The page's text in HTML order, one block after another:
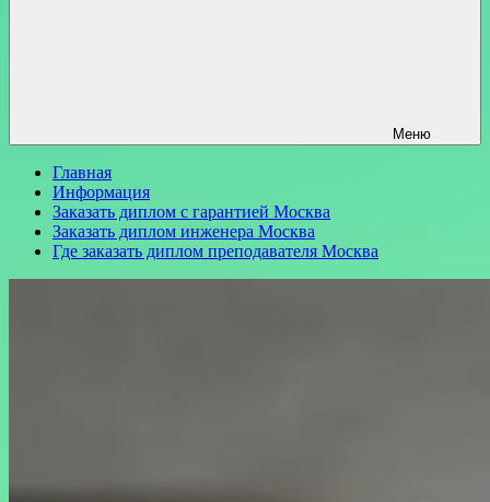
Меню
Главная
Информация
Заказать диплом с гарантией Москва
Заказать диплом инженера Москва
Где заказать диплом преподавателя Москва